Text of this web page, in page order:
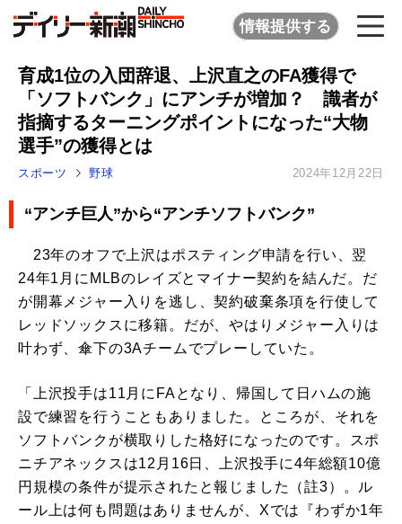
情報提供する
育成1位の入団辞退、上沢直之のFA獲得で
「ソフトバンク」にアンチが増加？ 識者が
指摘するターニングポイントになった“大物
選手”の獲得とは
スポーツ 野球 2024年12月22日
“アンチ巨人”から“アンチソフトバンク”
23年のオフで上沢はポスティング申請を行い、翌
24年1月にMLBのレイズとマイナー契約を結んだ。だ
が開幕メジャー入りを逃し、契約破棄条項を行使して
レッドソックスに移籍。だが、やはりメジャー入りは
叶わず、傘下の3Aチームでプレーしていた。
「上沢投手は11月にFAとなり、帰国して日ハムの施
設で練習を行うこともありました。ところが、それを
ソフトバンクが横取りした格好になったのです。スポ
ニチアネックスは12月16日、上沢投手に4年総額10億
円規模の条件が提示されたと報じました（註3）。ル
ール上は何も問題はありませんが、Xでは『わずか1年